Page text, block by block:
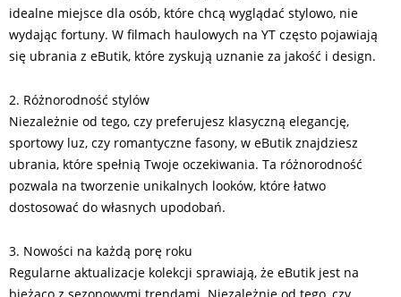
idealne miejsce dla osób, które chcą wyglądać stylowo, nie
wydając fortuny. W filmach haulowych na YT często pojawiają
się ubrania z eButik, które zyskują uznanie za jakość i design.
2. Różnorodność stylów
Niezależnie od tego, czy preferujesz klasyczną elegancję,
sportowy luz, czy romantyczne fasony, w eButik znajdziesz
ubrania, które spełnią Twoje oczekiwania. Ta różnorodność
pozwala na tworzenie unikalnych looków, które łatwo
dostosować do własnych upodobań.
3. Nowości na każdą porę roku
Regularne aktualizacje kolekcji sprawiają, że eButik jest na